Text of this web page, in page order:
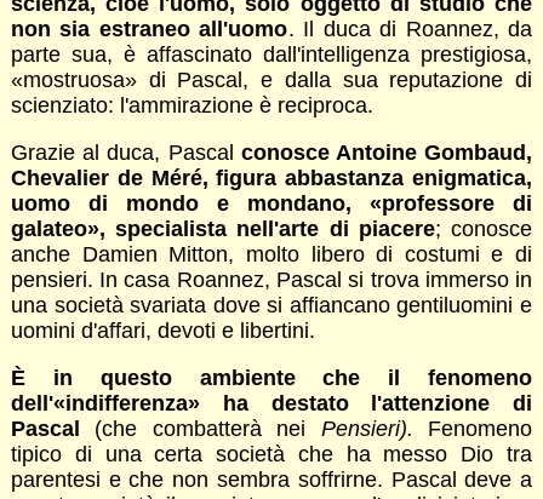
non sia estraneo all'uomo. Il duca di Roannez, da
parte sua, è affascinato dall'intelligenza prestigiosa,
«mostruosa» di Pascal, e dalla sua reputazione di
scienziato: l'ammirazione è reciproca.
Grazie al duca, Pascal conosce Antoine Gombaud,
Chevalier de Méré, figura abbastanza enigmatica,
uomo di mondo e mondano, «professore di
galateo», specialista nell'arte di piacere; conosce
anche Damien Mitton, molto libero di costumi e di
pensieri. In casa Roannez, Pascal si trova immerso in
una società svariata dove si affiancano gentiluomini e
uomini d'affari, devoti e libertini.
È in questo ambiente che il fenomeno
dell'«indifferenza» ha destato l'attenzione di
Pascal (che combatterà nei Pensieri). Fenomeno
tipico di una certa società che ha messo Dio tra
parentesi e che non sembra soffrirne. Pascal deve a